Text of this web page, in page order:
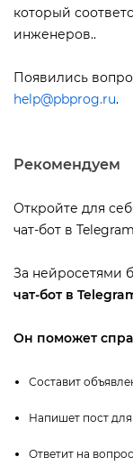
который
инженеров..
Появились
help@pbprog.ru.
Рекомендуем
Откройте для
чат-бот в Telegram
За нейросетями
чат-бот в
Он поможет
Составит
Напишет пост
Ответит на